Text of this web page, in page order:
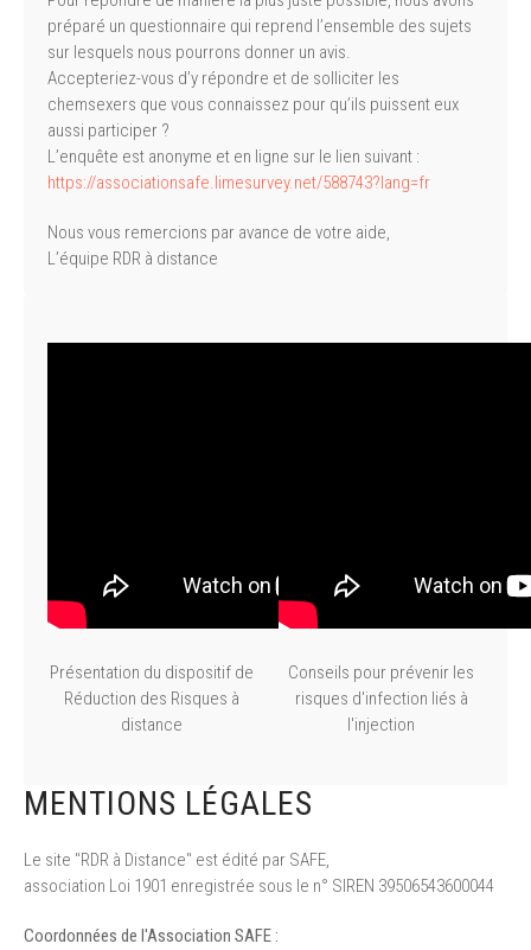
préparé un questionnaire qui reprend l’ensemble des sujets
sur lesquels nous pourrons donner un avis.
Accepteriez-vous d’y répondre et de solliciter les
chemsexers que vous connaissez pour qu’ils puissent eux
aussi participer ?
L’enquête est anonyme et en ligne sur le lien suivant :
https://associationsafe.limesurvey.net/588743?lang=fr
Nous vous remercions par avance de votre aide,
L’équipe RDR à distance
Présentation du dispositif de
Réduction des Risques à
distance
Conseils pour prévenir les
risques d'infection liés à
l'injection
MENTIONS LÉGALES
Le site "RDR à Distance" est édité par SAFE,
association Loi 1901 enregistrée sous le n° SIREN 39506543600044
Coordonnées de l'Association SAFE :